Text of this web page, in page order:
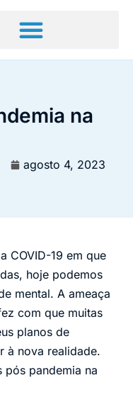
na
agosto 4, 2023
COVID-19 em que
hoje podemos
mental. A ameaça
com que muitas
planos de
à nova realidade.
pós pandemia na